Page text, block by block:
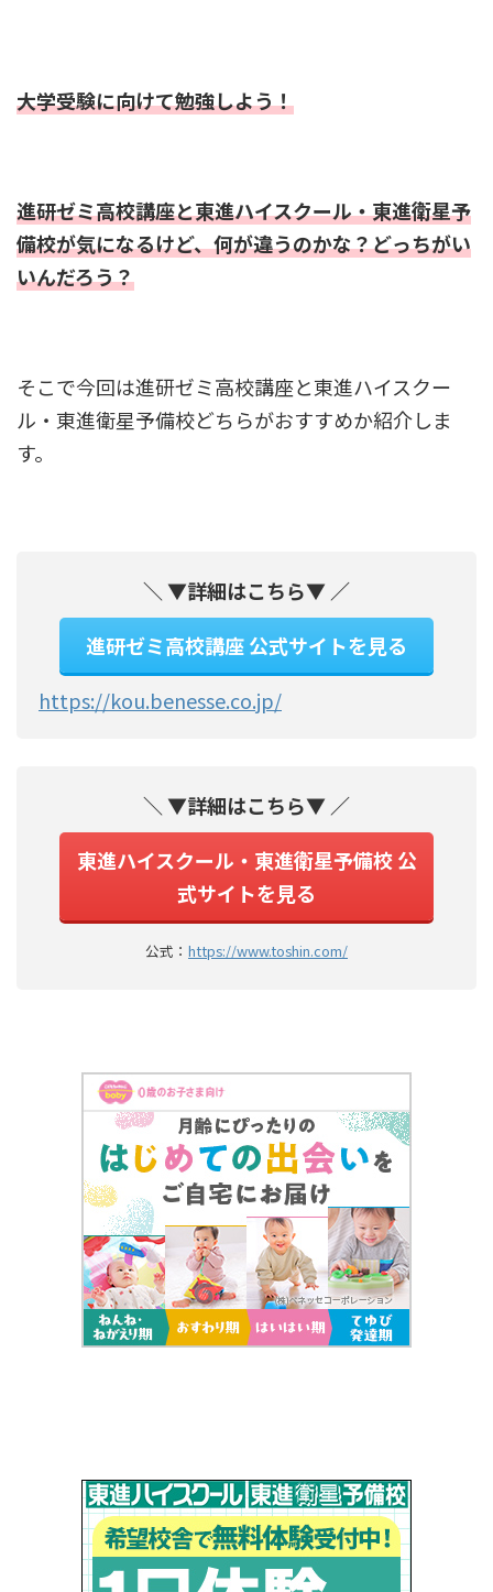
大学受験に向けて勉強しよう！
進研ゼミ高校講座と東進ハイスクール・東進衛星予
備校が気になるけど、何が違うのかな？どっちがい
いんだろう？
そこで今回は進研ゼミ高校講座と東進ハイスクー
ル・東進衛星予備校どちらがおすすめか紹介しま
す。
＼ ▼詳細はこちら▼ ／
進研ゼミ高校講座 公式サイトを見る
https://kou.benesse.co.jp/
＼ ▼詳細はこちら▼ ／
東進ハイスクール・東進衛星予備校 公
式サイトを見る
公式： https://www.toshin.com/